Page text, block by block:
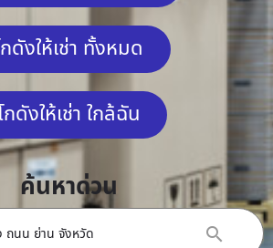
ดังให้เช่า ทั้งหมด
กดังให้เช่า ใกล้ฉัน
ค้นหาด่วน